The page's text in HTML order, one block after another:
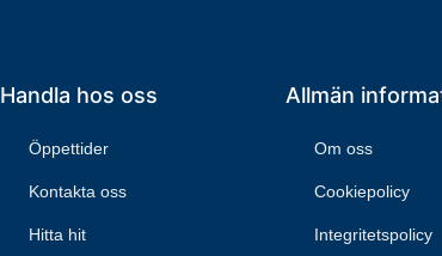
Handla hos oss
Öppettider
Kontakta oss
Hitta hit
Allmän
Om oss
Cookiepolicy
Integritetspolicy